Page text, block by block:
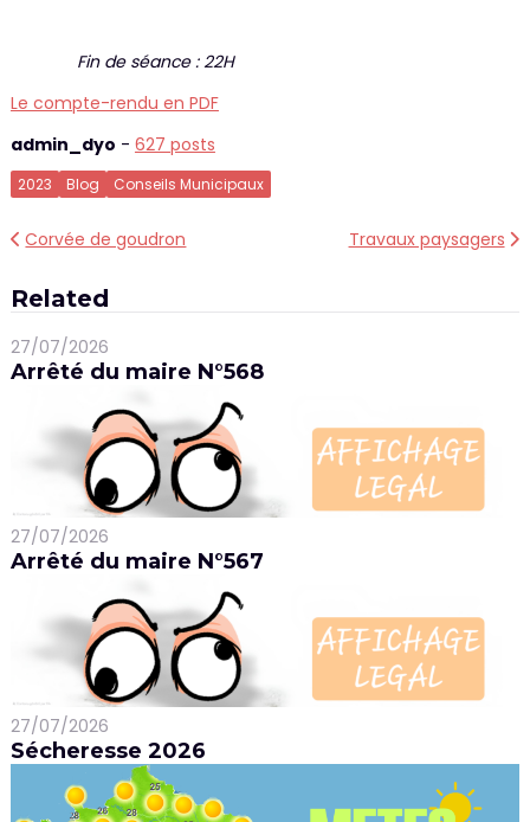
Fin de séance : 22H
Le compte-rendu en PDF
admin_dyo - 627 posts
2023 Blog Conseils Municipaux
Navigation
l’article
Corvée de goudron Travaux paysagers
Related
27/07/2026
Arrêté du maire N°568
27/07/2026
Arrêté du maire N°567
27/07/2026
Sécheresse 2026